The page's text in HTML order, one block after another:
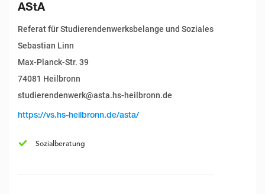
AStA
Referat für Studierendenwerksbelange und Soziales
Sebastian Linn
Max-Planck-Str. 39
74081 Heilbronn
studierendenwerk@asta.hs-heilbronn.de
https://vs.hs-heilbronn.de/asta/
Sozialberatung